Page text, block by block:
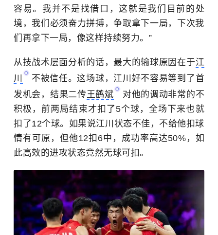
容易。我并不是找借口，这就是我们目前的处
境，我们必须奋力拼搏，争取拿下一局，下次我
们再拿下一局，像这样持续努力。”
从技战术层面分析的话，最大的输球原因在于江
川
不被信任。这场球，江川好不容易等到了首
发机会，结果二传王鹤斌
对他的调动非常的不
积极，前两局结束才扣了5个球，全场下来也就
扣了12个球。如果说江川状态不佳，不给他扣球
情有可原，但他12扣6中，成功率高达50%，如
此高效的进攻状态竟然无球可扣。